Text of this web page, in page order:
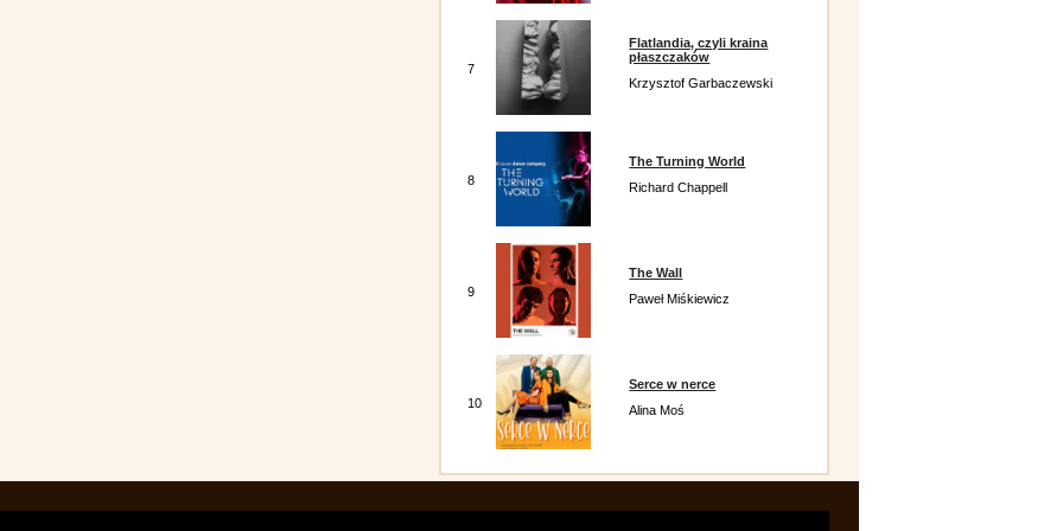
7
Flatlandia, czyli kraina
płaszczaków
Krzysztof Garbaczewski
8
The Turning World
Richard Chappell
9
The Wall
Paweł Miśkiewicz
10
Serce w nerce
Alina Moś